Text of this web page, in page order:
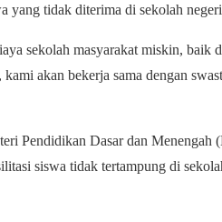
yang tidak diterima di sekolah
sekolah masyarakat miskin, baik
akan bekerja sama dengan
Pendidikan Dasar dan Menengah
siswa tidak tertampung di